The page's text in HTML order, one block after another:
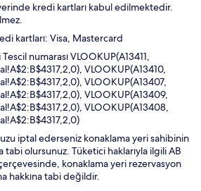
kredi kartları kabul edilmektedir.
kartları: Visa, Mastercard
numarası VLOOKUP(A13411,
VLOOKUP(A13410,
VLOOKUP(A13407,
VLOOKUP(A13409,
VLOOKUP(A13408,
iptal ederseniz konaklama yeri sahibinin
tabi olursunuz. Tüketici haklarıyla ilgili AB
konaklama yeri rezervasyon
hakkına tabi değildir.